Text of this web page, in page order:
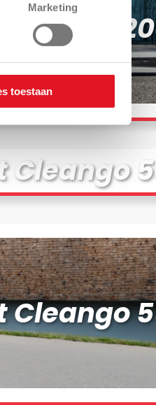
Marketing
toestaan
Cleango
Cleango